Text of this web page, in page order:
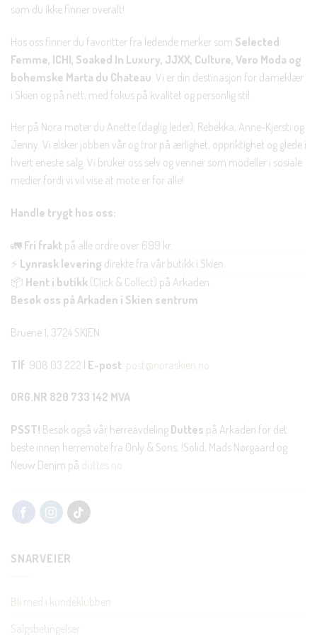
som du ikke finner overalt!
Hos oss finner du favoritter fra ledende merker som Selected
Femme, ICHI, Soaked In Luxury, JJXX, Culture, Vero Moda og
bohemske Marta du Chateau . Vi er din destinasjon for dameklær
i Skien og på nett, med fokus på kvalitet og personlig stil.
Her på Nora møter du Anette (daglig leder), Rebekka, Anne-Kjersti og
Jenny. Vi elsker jobben vår og tror på ærlighet, oppriktighet og glede i
hvert eneste salg. Vi bruker oss selv og venner som modeller i sosiale
medier fordi vi vil vise at mote er for alle!
Handle trygt hos oss:
🚛 Fri frakt på alle ordre over 699 kr.
⚡ Lynrask levering direkte fra vår butikk i Skien.
📦 Hent i butikk (Click & Collect) på Arkaden.
Besøk oss på Arkaden i Skien sentrum
Bruene 1, 3724 SKIEN
Tlf: 908 03 222 | E-post: post@noraskien.no
ORG.NR 820 733 142 MVA
PSST! Besøk også vår herreavdeling Duttes på Arkaden for det
beste innen herremote fra Only & Sons, !Solid, Mads Nørgaard og
Neuw Denim på duttes.no
SNARVEIER
Bli med i kundeklubben
Salgsbetingelser